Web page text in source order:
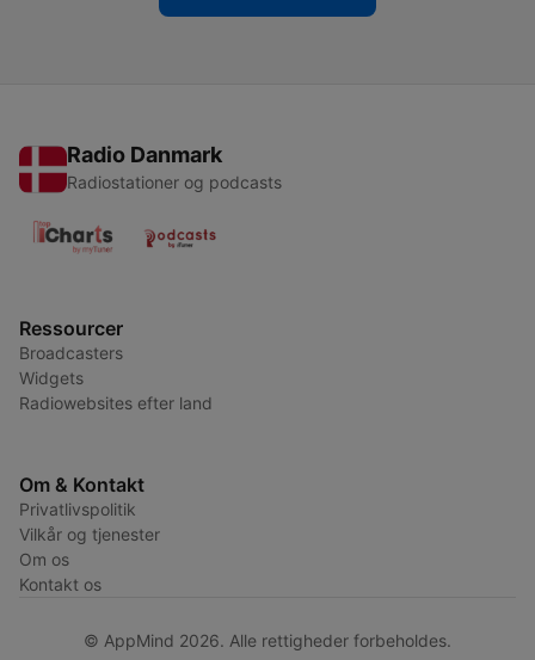
Radio Danmark
Radiostationer og podcasts
Ressourcer
Broadcasters
Widgets
Radiowebsites efter land
Om & Kontakt
Privatlivspolitik
Vilkår og tjenester
Om os
Kontakt os
© AppMind 2026. Alle rettigheder forbeholdes.